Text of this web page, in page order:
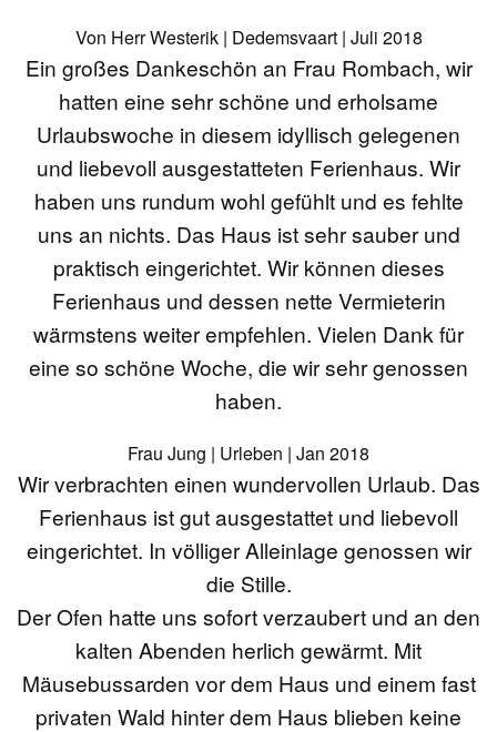
Von Herr Westerik | Dedemsvaart | Juli 2018
Ein großes Dankeschön an Frau Rombach, wir
hatten eine sehr schöne und erholsame
Urlaubswoche in diesem idyllisch gelegenen
und liebevoll ausgestatteten Ferienhaus. Wir
haben uns rundum wohl gefühlt und es fehlte
uns an nichts. Das Haus ist sehr sauber und
praktisch eingerichtet. Wir können dieses
Ferienhaus und dessen nette Vermieterin
wärmstens weiter empfehlen. Vielen Dank für
eine so schöne Woche, die wir sehr genossen
haben.
Frau Jung | Urleben | Jan 2018
Wir verbrachten einen wundervollen Urlaub. Das
Ferienhaus ist gut ausgestattet und liebevoll
eingerichtet. In völliger Alleinlage genossen wir
die Stille.
Der Ofen hatte uns sofort verzaubert und an den
kalten Abenden herlich gewärmt. Mit
Mäusebussarden vor dem Haus und einem fast
privaten Wald hinter dem Haus blieben keine